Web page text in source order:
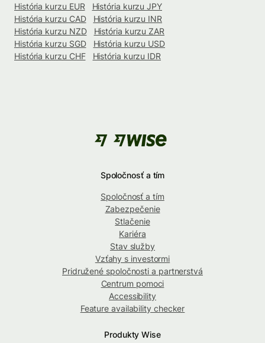
História kurzu EUR
História kurzu JPY
História kurzu CAD
História kurzu INR
História kurzu NZD
História kurzu ZAR
História kurzu SGD
História kurzu USD
História kurzu CHF
História kurzu IDR
Spoločnosť a tím
Spoločnosť a tím
Zabezpečenie
Stlačenie
Kariéra
Stav služby
Vzťahy s investormi
Pridružené spoločnosti a partnerstvá
Centrum pomoci
Accessibility
Feature availability checker
Produkty Wise